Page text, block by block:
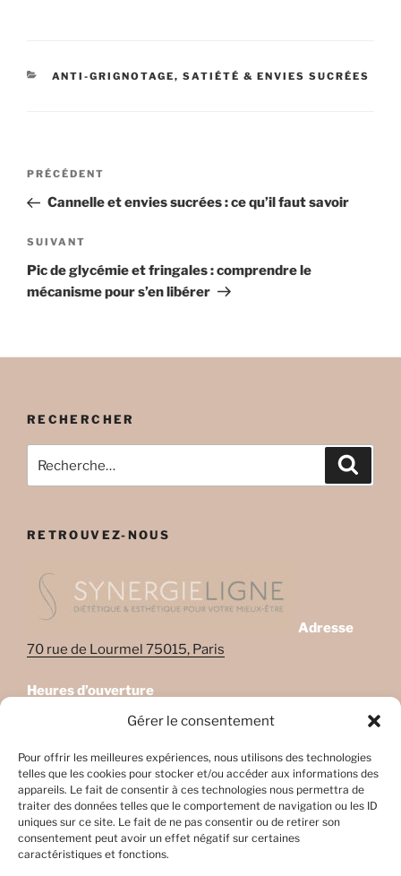
Gérer le consentement
Pour offrir les meilleures expériences, nous utilisons des technologies
telles que les cookies pour stocker et/ou accéder aux informations des
appareils. Le fait de consentir à ces technologies nous permettra de
traiter des données telles que le comportement de navigation ou les ID
uniques sur ce site. Le fait de ne pas consentir ou de retirer son
consentement peut avoir un effet négatif sur certaines
caractéristiques et fonctions.
CATÉGORIES
ANTI-GRIGNOTAGE, SATIÉTÉ & ENVIES SUCRÉES
Navigation
l’article
Article
précédent
PRÉCÉDENT
Cannelle et envies sucrées : ce qu’il faut savoir
Article
suivant
SUIVANT
Pic de glycémie et fringales : comprendre le
mécanisme pour s’en libérer
RECHERCHER
pour
RETROUVEZ-NOUS
Adresse
70 rue de Lourmel 75015, Paris
Heures d’ouverture
Lundi: 08:45–22:00
Mercredi: Fermé
Jeudi: 08:45-17h45
Vendredi: 08:45-17h45
Samedi: Fermé
Dimanche: Fermé